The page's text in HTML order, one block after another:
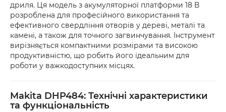
дриля. Ця модель з акумуляторної платформи 18 В
розроблена для професійного використання та
ефективного свердління отворів у дереві, металі та
камені, а також для точного загвинчування. Інструмент
вирізняється компактними розмірами та високою
продуктивністю, що робить його ідеальним для
роботи у важкодоступних місцях.
Makita DHP484: Технічні характеристики
та функціональність